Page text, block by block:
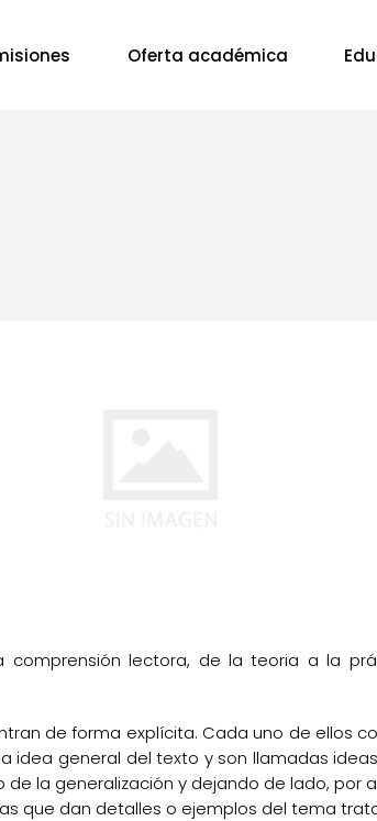
Oferta académica
comprensión lectora, de la teoria a la
de forma explícita. Cada uno de ellos
general del texto y son llamadas
la generalización y dejando de lado, por
que dan detalles o ejemplos del tema